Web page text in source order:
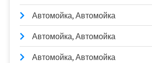
Автомойка, Автомойка
Автомойка, Автомойка
Автомойка, Автомойка